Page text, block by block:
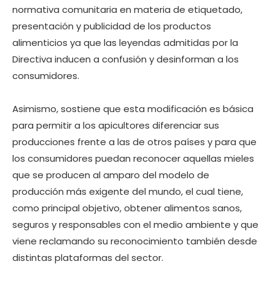
normativa comunitaria en materia de etiquetado,
presentación y publicidad de los productos
alimenticios ya que las leyendas admitidas por la
Directiva inducen a confusión y desinforman a los
consumidores.
Asimismo, sostiene que esta modificación es básica
para permitir a los apicultores diferenciar sus
producciones frente a las de otros países y para que
los consumidores puedan reconocer aquellas mieles
que se producen al amparo del modelo de
producción más exigente del mundo, el cual tiene,
como principal objetivo, obtener alimentos sanos,
seguros y responsables con el medio ambiente y que
viene reclamando su reconocimiento también desde
distintas plataformas del sector.